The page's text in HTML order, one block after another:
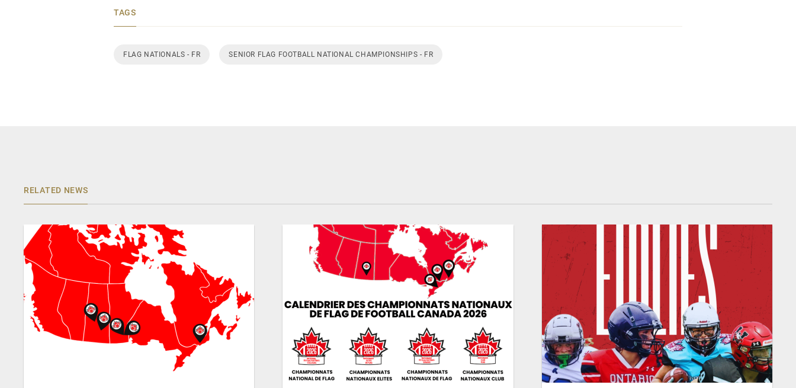
TAGS
FLAG NATIONALS - FR SENIOR FLAG FOOTBALL NATIONAL CHAMPIONSHIPS - FR
RELATED NEWS